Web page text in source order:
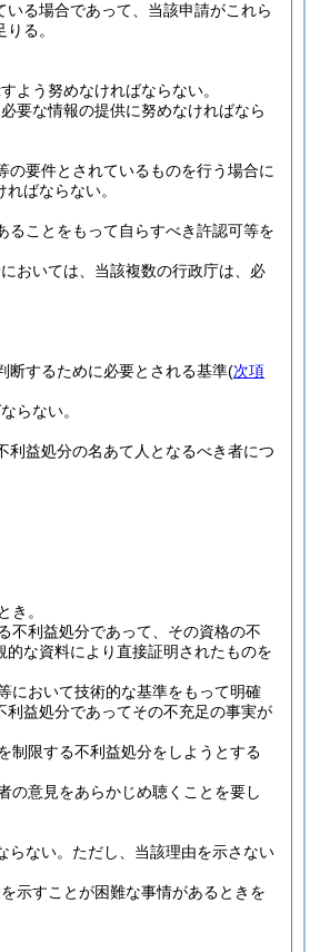
る場合であって、当該申請がこれら
る。
よう努めなければならない。
要な情報の提供に努めなければなら
要件とされているものを行う場合に
ばならない。
ることをもって自らすべき許認可等を
おいては、当該複数の行政庁は、必
断するために必要とされる基準(次項
らない。
利益処分の名あて人となるべき者につ
き。
不利益処分であって、その資格の不
な資料により直接証明されたものを
において技術的な基準をもって明確
益処分であってその不充足の事実が
制限する不利益処分をしようとする
の意見をあらかじめ聴くことを要し
ない。 ただし、当該理由を示さない
示すことが困難な事情があるときを